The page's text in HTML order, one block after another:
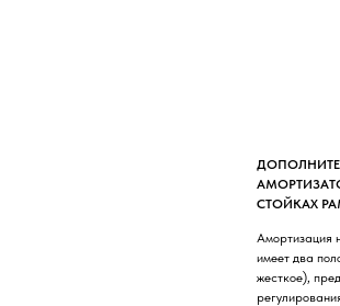
Амортизация
имеет два
жесткое),
СТОЙКАХ